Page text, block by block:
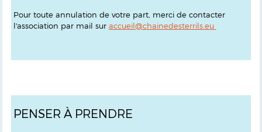
Pour toute annulation de votre part, merci de contacter
l'association par mail sur accueil@chainedesterrils.eu
PENSER À PRENDRE